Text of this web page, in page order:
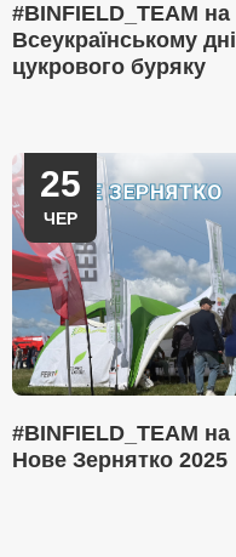
#BINFIELD_TEAM на
Всеукраїнському дні
цукрового буряку
25
ЧЕР
#BINFIELD_TEAM на
Нове Зернятко 2025